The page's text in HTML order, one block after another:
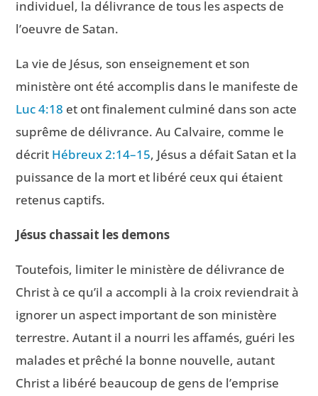
individuel, la délivrance de tous les aspects de
l’oeuvre de Satan.
La vie de Jésus, son enseignement et son
ministère ont été accomplis dans le manifeste de
Luc 4:18 et ont finalement culminé dans son acte
suprême de délivrance. Au Calvaire, comme le
décrit Hébreux 2:14–15, Jésus a défait Satan et la
puissance de la mort et libéré ceux qui étaient
retenus captifs.
Jésus chassait les demons
Toutefois, limiter le ministère de délivrance de
Christ à ce qu’il a accompli à la croix reviendrait à
ignorer un aspect important de son ministère
terrestre. Autant il a nourri les affamés, guéri les
malades et prêché la bonne nouvelle, autant
Christ a libéré beaucoup de gens de l’emprise